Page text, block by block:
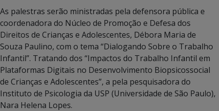
As palestras serão ministradas pela defensora pública e
coordenadora do Núcleo de Promoção e Defesa dos
Direitos de Crianças e Adolescentes, Débora Maria de
Souza Paulino, com o tema “Dialogando Sobre o Trabalho
Infantil”. Tratando dos “Impactos do Trabalho Infantil em
Plataformas Digitais no Desenvolvimento Biopsicossocial
de Crianças e Adolescentes”, a pela pesquisadora do
Instituto de Psicologia da USP (Universidade de São Paulo),
Nara Helena Lopes.